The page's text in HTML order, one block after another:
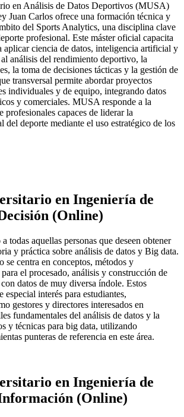
en Análisis de Datos Deportivos (MUSA)
Juan Carlos ofrece una formación técnica y
del Sports Analytics, una disciplina clave
profesional. Este máster oficial capacita
aplicar ciencia de datos, inteligencia artificial y
análisis del rendimiento deportivo, la
la toma de decisiones tácticas y la gestión de
transversal permite abordar proyectos
individuales y de equipo, integrando datos
y comerciales. MUSA responde a la
profesionales capaces de liderar la
del deporte mediante el uso estratégico de los
en Ingeniería de
(Online)
todas aquellas personas que deseen obtener
y práctica sobre análisis de datos y Big data.
se centra en conceptos, métodos y
el procesado, análisis y construcción de
datos de muy diversa índole. Estos
especial interés para estudiantes,
gestores y directores interesados en
fundamentales del análisis de datos y la
y técnicas para big data, utilizando
punteras de referencia en este área.
en Ingeniería de
(Online)